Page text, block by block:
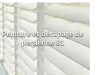
Peinture et décapage de
persienne 81